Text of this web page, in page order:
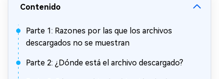
Contenido
Parte 1: Razones por las que los archivos
descargados no se muestran
Parte 2: ¿Dónde está el archivo descargado?